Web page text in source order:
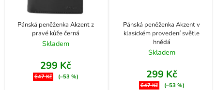
Pánská peněženka Akzent z
pravé kůže černá
Skladem
299 Kč
647 Kč (–53 %)
Pánská peněženka Akzent v
klasickém provedení světle
hnědá
Skladem
299 Kč
647 Kč (–53 %)